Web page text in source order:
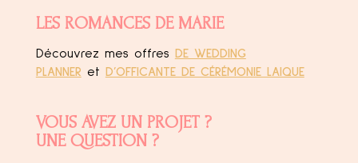
LES ROMANCES DE MARIE
Découvrez mes offres
DE WEDDING
PLANNER et D’OFFICANTE DE CÉRÉMONIE LAIQUE
VOUS AVEZ UN PROJET ?
UNE QUESTION ?